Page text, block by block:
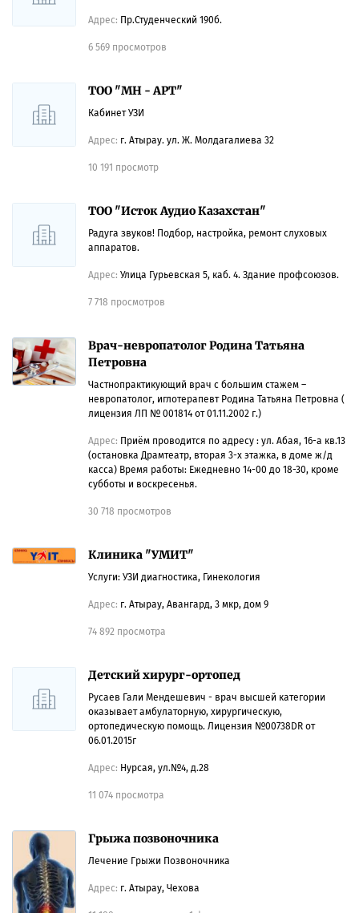
Адрес: Пр.Студенческий 190б.
6 569 просмотров
ТОО "МН - АРТ"
Кабинет УЗИ
Адрес: г. Атырау. ул. Ж. Молдагалиева 32
10 191 просмотр
ТОО "Исток Аудио Казахстан"
Радуга звуков! Подбор, настройка, ремонт слуховых
аппаратов.
Адрес: Улица Гурьевская 5, каб. 4. Здание профсоюзов.
7 718 просмотров
Врач-невропатолог Родина Татьяна
Петровна
Частнопрактикующий врач с большим стажем –
невропатолог, иглотерапевт Родина Татьяна Петровна (
лицензия ЛП № 001814 от 01.11.2002 г.)
Адрес: Приём проводится по адресу : ул. Абая, 16-а кв.13
(остановка Драмтеатр, вторая 3-х этажка, в доме ж/д
касса) Время работы: Ежедневно 14-00 до 18-30, кроме
субботы и воскресенья.
30 718 просмотров
Клиника "УМИТ"
Услуги: УЗИ диагностика, Гинекология
Адрес: г. Атырау, Авангард, 3 мкр, дом 9
74 892 просмотра
Детский хирург-ортопед
Русаев Гали Мендешевич - врач высшей категории
оказывает амбулаторную, хирургическую,
ортопедическую помощь. Лицензия №00738DR от
06.01.2015г
Адрес: Нурсая, ул.№4, д.28
11 074 просмотра
Грыжа позвоночника
Лечение Грыжи Позвоночника
Адрес: г. Атырау, Чехова